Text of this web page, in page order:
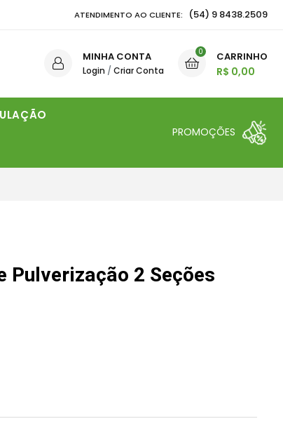
ATENDIMENTO AO CLIENTE: (54) 9 8438.2509
MINHA CONTA
Login / Criar Conta
0 CARRINHO
R$ 0,00
PROMOÇÕES
Pulverização 2 Seções